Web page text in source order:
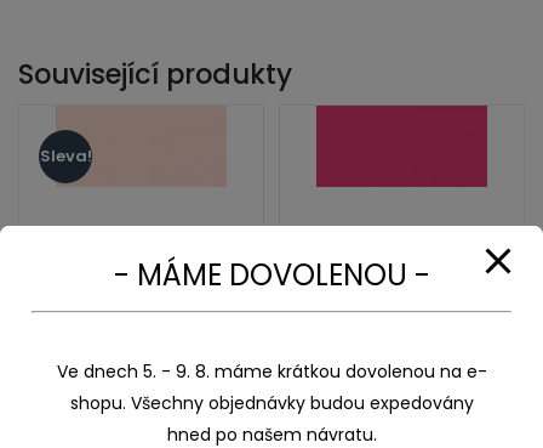
Související produkty
Sleva!
R 135 PALE CHERRY PINK-
TOUCH TWIN MARKER
R 5 CHERRY PINK-TOUCH
TWIN MARKER
93,00Kč
- MÁME DOVOLENOU -
Ve dnech 5. - 9. 8. máme krátkou dovolenou na e-
shopu. Všechny objednávky budou expedovány
hned po našem návratu.